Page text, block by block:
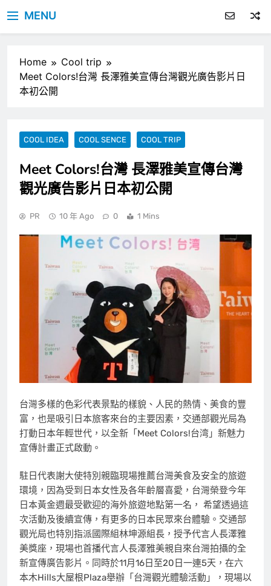
MENU
Home
Cool trip
Meet Colors!台灣 長澤雅美宣傳台灣觀光廣告影片日
本初公開
COOL IDEA COOL SENCE COOL TRIP
Meet Colors!台灣 長澤雅美宣傳台灣
觀光廣告影片日本初公開
PR 10 年 Ago 0 1 Mins
台灣多樣的色彩代表景點的樣貌、人民的熱情、美食的豐
富，也是吸引日本旅客來台的主要因素，交通部觀光局為
打動日本年輕世代，以全新「Meet Colors!台湾」新魅力
宣傳計畫正式啟動。
駐日代表謝大使特別親臨現場推薦台灣美食及安全的旅遊
環境，因為受到日本女性及各年齡層喜愛，台灣榮登今年
日本黃金週最受歡迎的海外旅遊地點第一名， 希望透過這
次活動及後續宣傳，有更多的日本民眾來台體驗。交通部
觀光局也特別指派國際組林坤源組長，授予代言人長澤雅
美獎座，現場也首播代言人長澤雅美親自來台灣拍攝的全
新宣傳廣告影片。同時於11月16日至20日一連5天，在六
本木Hills大屋根Plaza舉辦「台灣觀光體驗活動」，現場以